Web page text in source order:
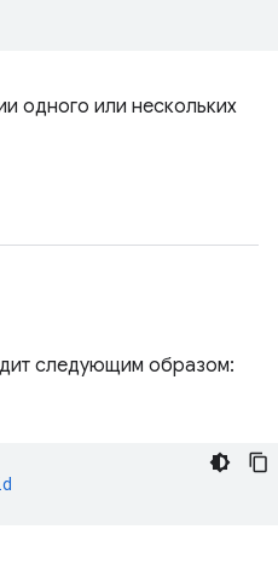
одного или нескольких
следующим образом: